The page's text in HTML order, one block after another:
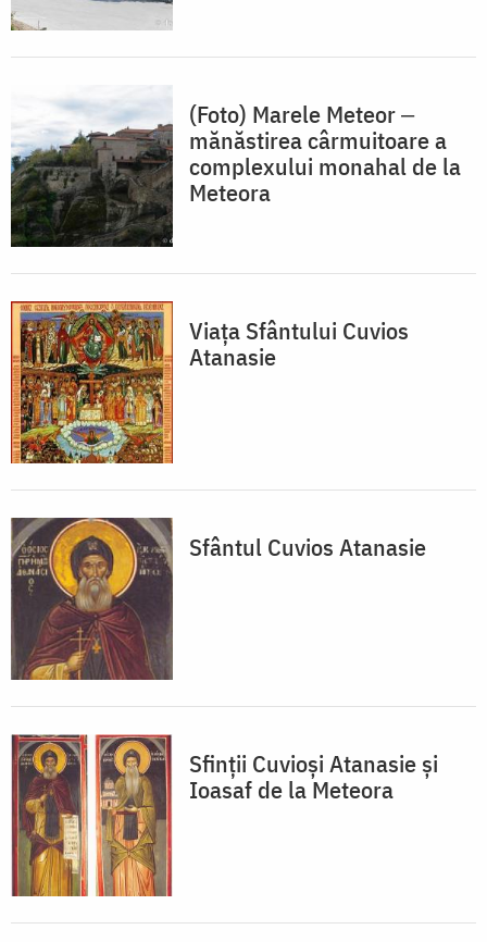
(Foto) Marele Meteor ‒
mănăstirea cârmuitoare a
complexului monahal de la
Meteora
Viaţa Sfântului Cuvios
Atanasie
Sfântul Cuvios Atanasie
Sfinții Cuvioși Atanasie și
Ioasaf de la Meteora